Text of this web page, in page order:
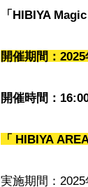
「HIBIYA
開催期間：
開催時間：
「 HIBIYA
実施期間：